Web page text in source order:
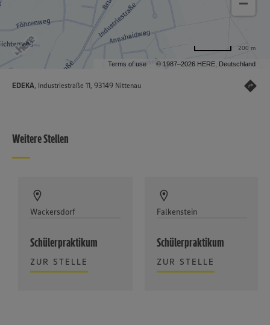
Terms of use © 1987–2026 HERE, Deutschland
200 m
EDEKA, Industriestraße 11, 93149 Nittenau
Weitere Stellen
Wackersdorf
Schülerpraktikum
ZUR STELLE
Falkenstein
Schülerpraktikum
ZUR STELLE